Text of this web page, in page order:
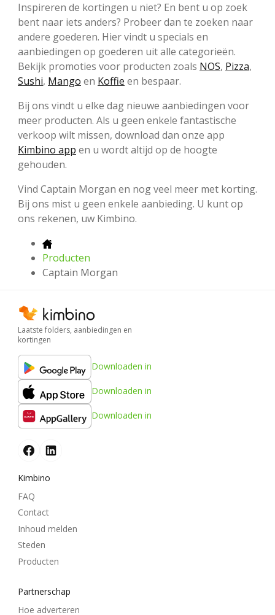
Inspireren de kortingen u niet? En bent u op zoek
bent naar iets anders? Probeer dan te zoeken naar
andere goederen. Hier vindt u specials en
aanbiedingen op goederen uit alle categorieën.
Bekijk promoties voor producten zoals NOS, Pizza,
Sushi, Mango en Koffie en bespaar.
Bij ons vindt u elke dag nieuwe aanbiedingen voor
meer producten. Als u geen enkele fantastische
verkoop wilt missen, download dan onze app
Kimbino app en u wordt altijd op de hoogte
gehouden.
Vind Captain Morgan en nog veel meer met korting.
Bij ons mist u geen enkele aanbieding. U kunt op
ons rekenen, uw Kimbino.
Producten
Captain Morgan
Laatste folders, aanbiedingen en
kortingen
Downloaden in
Downloaden in
Downloaden in
Kimbino
FAQ
Contact
Inhoud melden
Steden
Producten
Partnerschap
Hoe adverteren